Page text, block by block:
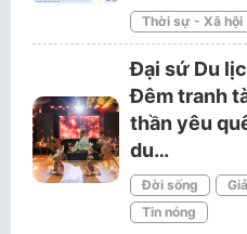
Thời sự - Xã hội
Đại sứ Du
Đêm tranh
thần yêu
du…
Đời sống
Tin nóng